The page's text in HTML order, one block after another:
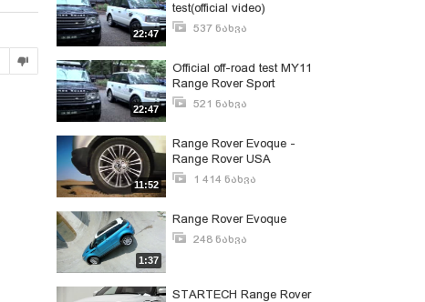
22:47
test(official video)
537 ნახვა
22:47
Official off-road test MY11
Range Rover Sport
521 ნახვა
11:52
Range Rover Evoque -
Range Rover USA
1 414 ნახვა
1:37
Range Rover Evoque
248 ნახვა
STARTECH Range Rover